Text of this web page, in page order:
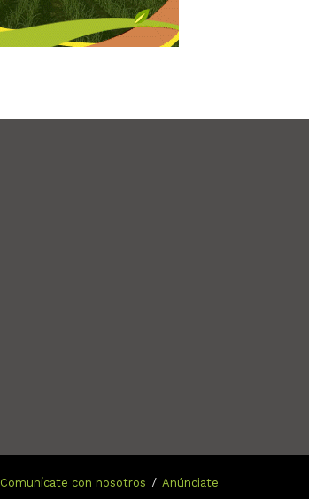
Comunícate con nosotros Anúnciate